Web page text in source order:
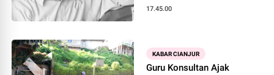
NONFORMAL BERBASIS
17.45.00
KABAR CIANJUR
Guru Konsultan Ajak